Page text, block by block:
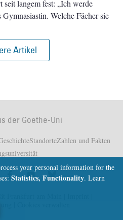
langem fest: „Ich werde
Welche Fächer sie
Artikel
der Goethe-Uni
StandorteZahlen und Fakten
Frankfurt am Main |
your personal information for the
Statistics, Functionality. Learn